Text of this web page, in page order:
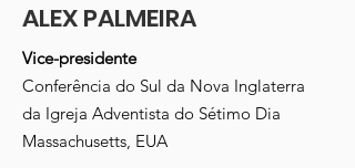
ALEX PALMEIRA
Vice-presidente
Conferência do Sul da Nova Inglaterra
da Igreja Adventista do Sétimo Dia
Massachusetts, EUA